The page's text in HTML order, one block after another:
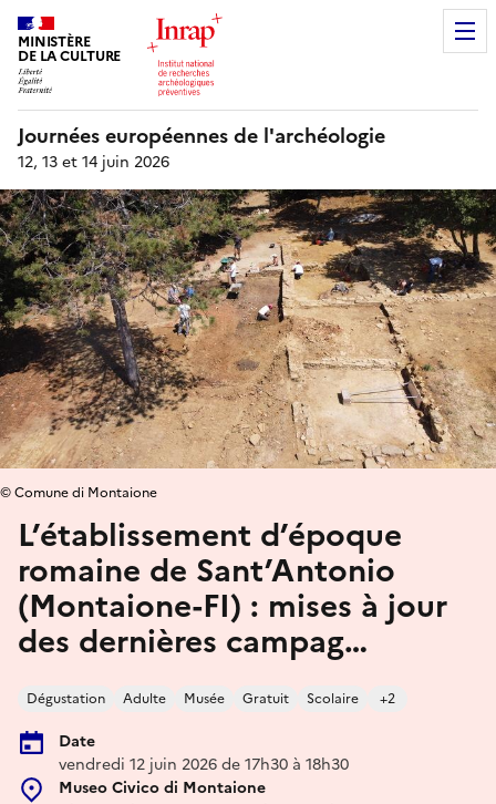
MINISTÈRE
DE LA CULTURE
Journées européennes de l'archéologie
12, 13 et 14 juin 2026
L’établissement d’époque
romaine de Sant’Antonio
(Montaione-FI) : mises à jour
des dernières campag…
Dégustation Adulte Musée Gratuit Scolaire +2
Date
vendredi 12 juin 2026 de 17h30 à 18h30
Museo Civico di Montaione
© Comune di Montaione